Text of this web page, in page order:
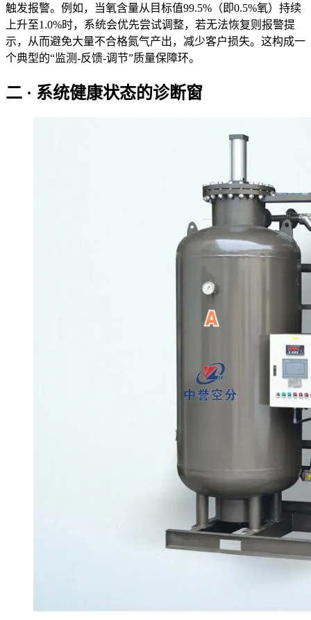
触发报警。例如，当氧含量从目标值99.5%（即0.5%氧）持续
上升至1.0%时，系统会优先尝试调整，若无法恢复则报警提
示，从而避免大量不合格氮气产出，减少客户损失。这构成一
个典型的“监测-反馈-调节”质量保障环。
二 · 系统健康状态的诊断窗